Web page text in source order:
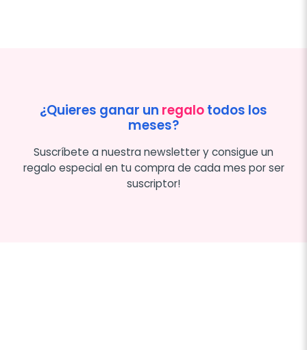
¿Quieres ganar un regalotodos los
meses?
Suscríbete a nuestra newsletter y consigue un
regalo especial en tu compra de cada mes por ser
suscriptor!